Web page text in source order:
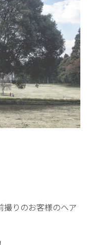
撮りのお客様のヘア